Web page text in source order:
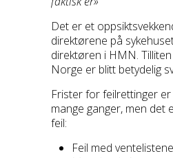
Det er et
direktørene på
direktøren i HMN.
Norge er blitt betydelig
Frister for feilrettinger
mange ganger, men det
feil:
Feil med ventelistene